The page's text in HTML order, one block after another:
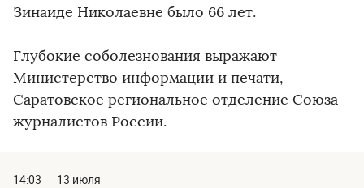
Зинаиде Николаевне было 66 лет.
Глубокие соболезнования выражают
Министерство информации и печати,
Саратовское региональное отделение Союза
журналистов России.
14:03
13 июля